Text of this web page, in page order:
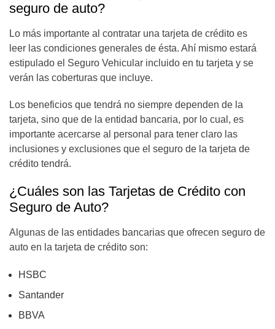
seguro de auto?
Lo más importante al contratar una tarjeta de crédito es
leer las condiciones generales de ésta. Ahí mismo estará
estipulado el Seguro Vehicular incluido en tu tarjeta y se
verán las coberturas que incluye.
Los beneficios que tendrá no siempre dependen de la
tarjeta, sino que de la entidad bancaria, por lo cual, es
importante acercarse al personal para tener claro las
inclusiones y exclusiones que el seguro de la tarjeta de
crédito tendrá.
¿Cuáles son las Tarjetas de Crédito con
Seguro de Auto?
Algunas de las entidades bancarias que ofrecen seguro de
auto en la tarjeta de crédito son:
HSBC
Santander
BBVA